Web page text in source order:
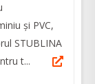
şi PVC,
STUBLINA
t...